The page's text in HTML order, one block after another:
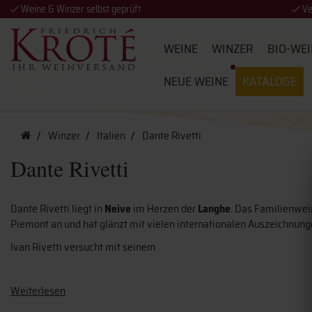
Weine & Winzer selbst geprüft
WEINE WINZER BIO-
NEUE WEINE
KATALOGE
Winzer Italien Dante Rivetti
Dante Rivetti
Dante Rivetti liegt in Neive im Herzen derLanghe. Das
Piemont an und hat glänzt mit vielen internationalen
Ivan Rivetti versucht mit seinem
Weiterlesen